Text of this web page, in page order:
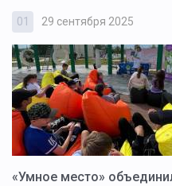
01 29 сентября 2025
«Умное место»